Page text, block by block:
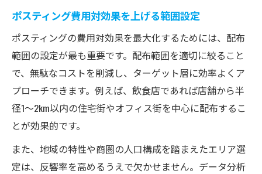
ポスティング費用対効果を上げる範囲設定
ポスティングの費用対効果を最大化するためには、配布
範囲の設定が最も重要です。配布範囲を適切に絞ること
で、無駄なコストを削減し、ターゲット層に効率よくア
プローチできます。例えば、飲食店であれば店舗から半
径1〜2km以内の住宅街やオフィス街を中心に配布するこ
とが効果的です。
また、地域の特性や商圏の人口構成を踏まえたエリア選
定は、反響率を高めるうえで欠かせません。データ分析